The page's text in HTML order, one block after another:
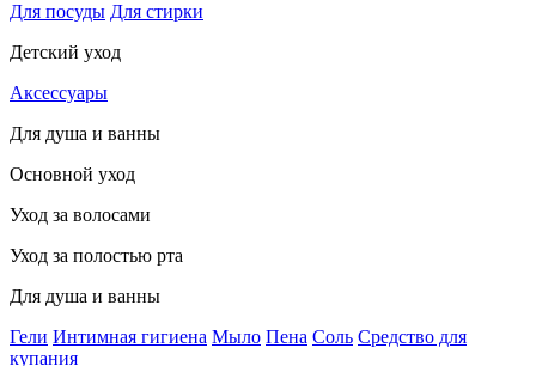
Для посуды Для стирки
Детский уход
Аксессуары
Для душа и ванны
Основной уход
Уход за волосами
Уход за полостью рта
Для душа и ванны
Гели Интимная гигиена Мыло Пена Соль Средство для
купания